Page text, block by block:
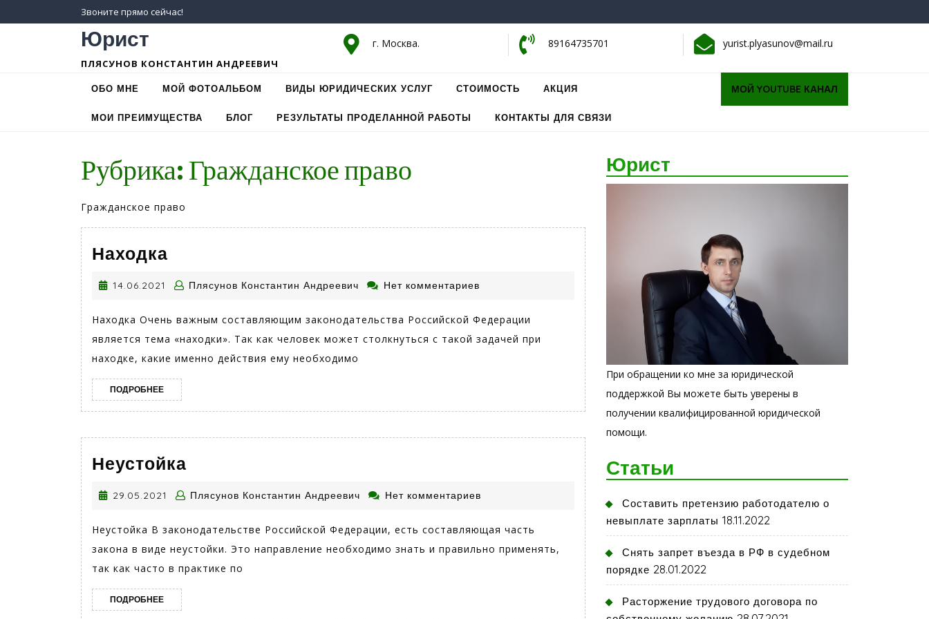
to
Звоните прямо сейчас!
Юрист
ПЛЯСУНОВ КОНСТАНТИН АНДРЕЕВИЧ
г. Москва. 89164735701 yurist.plyasunov@mail.ru
ОБО МНЕ МОЙ ФОТОАЛЬБОМ ВИДЫ ЮРИДИЧЕСКИХ УСЛУГ СТОИМОСТЬ АКЦИЯ
МОИ ПРЕИМУЩЕСТВА БЛОГ РЕЗУЛЬТАТЫ ПРОДЕЛАННОЙ РАБОТЫ КОНТАКТЫ ДЛЯ СВЯЗИ
МОЙ YOUTUBE КАНАЛ
Рубрика: Гражданское право
Гражданское право
Находка
14.06.2021 14.06.2021
Плясунов Константин Андреевич
Плясунов
Андреевич
Нет комментариев
Находка Очень важным составляющим законодательства Российской Федерации
является тема «находки». Так как человек может столкнуться с такой задачей при
находке, какие именно действия ему необходимо
ПОДРОБНЕЕПОДРОБНЕЕ
Неустойка
29.05.2021 29.05.2021
Плясунов Константин Андреевич
Плясунов
Нет комментариев
Неустойка В законодательстве Российской Федерации, есть составляющая часть
закона в виде неустойки. Это направление необходимо знать и правильно применять,
так как часто в практике по
ПОДРОБНЕЕПОДРОБНЕЕ
Юрист
При обращении ко мне за юридической
поддержкой Вы можете быть уверены в
получении квалифицированной юридической
помощи.
Статьи
Составить претензию работодателю о
невыплате зарплаты 18.11.2022
Снять запрет въезда в РФ в судебном
порядке 28.01.2022
Расторжение трудового договора по